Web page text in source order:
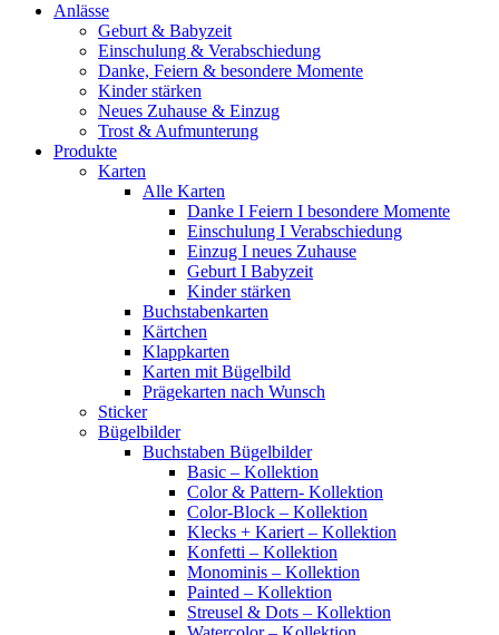
Anlässe
Geburt & Babyzeit
Einschulung & Verabschiedung
Danke, Feiern & besondere Momente
Kinder stärken
Neues Zuhause & Einzug
Trost & Aufmunterung
Produkte
Karten
Alle Karten
Danke I Feiern I besondere Momente
Einschulung I Verabschiedung
Einzug I neues Zuhause
Geburt I Babyzeit
Kinder stärken
Buchstabenkarten
Kärtchen
Klappkarten
Karten mit Bügelbild
Prägekarten nach Wunsch
Sticker
Bügelbilder
Buchstaben Bügelbilder
Basic – Kollektion
Color & Pattern- Kollektion
Color-Block – Kollektion
Klecks + Kariert – Kollektion
Konfetti – Kollektion
Monominis – Kollektion
Painted – Kollektion
Streusel & Dots – Kollektion